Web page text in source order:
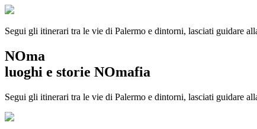
Segui gli itinerari tra le vie di Palermo e dintorni, lasciati guidare
NOma
luoghi e storie NOmafia
Segui gli itinerari tra le vie di Palermo e dintorni, lasciati guidare